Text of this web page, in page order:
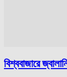
বিশ্ববাজারে